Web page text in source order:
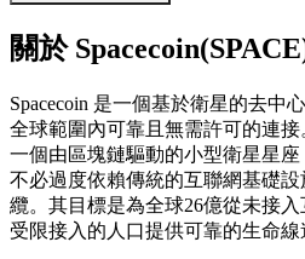
關於
Spacecoin 是一個基於衛星的去中
全球範圍內可靠且無需許可的連
一個由區塊鏈驅動的小型衛星星
不必過度依賴傳統的互聯網基礎
纜。其目標是為全球26億從未接
受限接入的人口提供可靠的生命線